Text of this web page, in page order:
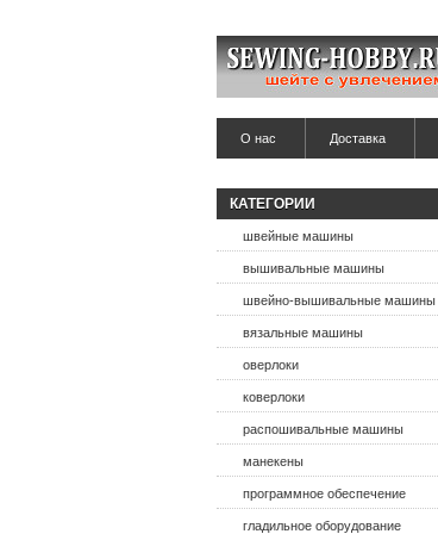
О нас Доставка
КАТЕГОРИИ
швейные машины
вышивальные машины
швейно-вышивальные машины
вязальные машины
оверлоки
коверлоки
распошивальные машины
манекены
программное обеспечение
гладильное оборудование